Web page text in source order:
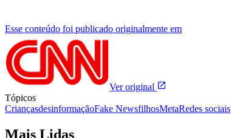
Esse conteúdo foi publicado originalmente em
Ver original
Tópicos
CriançasdesinformaçãoFake NewsfilhosMetaRedes sociais
Mais Lidas